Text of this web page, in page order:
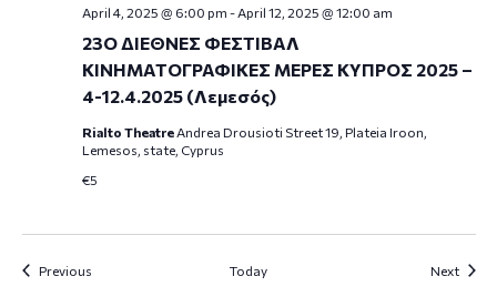
23Ο ΔΙΕΘΝΕΣ ΦΕΣΤΙΒΑΛ
ΚΙΝΗΜΑΤΟΓΡΑΦΙΚΕΣ ΜΕΡΕΣ ΚΥΠΡΟΣ 2025 –
4-12.4.2025 (Λεμεσός)
April 4, 2025 @ 6:00 pm - April 12, 2025 @ 12:00 am
Rialto Theatre Andrea Drousioti Street 19, Plateia Iroon,
Lemesos, state, Cyprus
€5
PreviousEvents Today Next